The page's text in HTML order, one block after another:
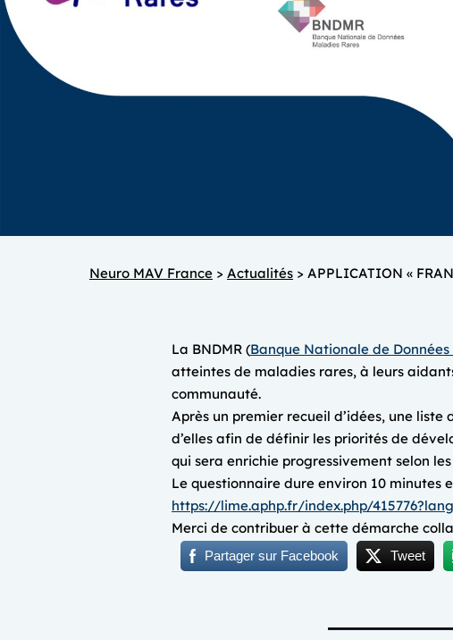
Neuro MAV France > Actualités > APPLICATION «
La BNDMR (Banque Nationale de
atteintes de maladies rares, à leurs
communauté.
Après un premier recueil d’idées, une
d’elles afin de définir les priorités de
qui sera enrichie progressivement selon
Le questionnaire dure environ 10 minutes
https://lime.aphp.fr/index.php/
Merci de contribuer à cette démarche
Partager sur Facebook Tweet